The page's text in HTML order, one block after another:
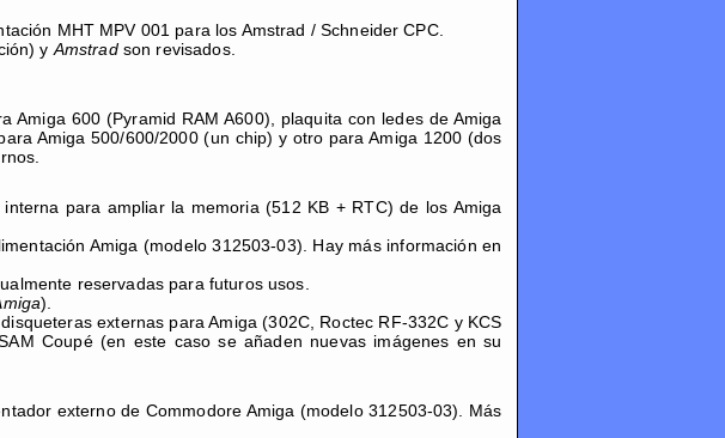
MHT MPV 001 para los Amstrad / Schneider CPC.
y Amstradson revisados.
600 (Pyramid RAM A600), plaquita con ledes de Amiga
Amiga 500/600/2000 (un chip) y otro para Amiga 1200 (dos
para ampliar la memoria (512 KB + RTC) de los Amiga
Amiga (modelo 312503-03). Hay más información en
reservadas para futuros usos.
).
externas para Amiga (302C, Roctec RF-332C y KCS
Coupé (en este caso se añaden nuevas imágenes en su
externo de Commodore Amiga (modelo 312503-03). Más